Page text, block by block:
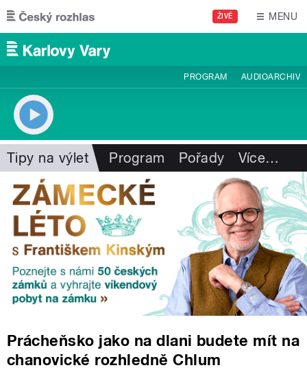
Přejít k hlavnímu obsahu
ŽIVĚ MENU
PROGRAM AUDIOARCHIV
Tipy na výlet Program Pořady Více…
Prácheňsko jako na dlani budete mít na
chanovické rozhledně Chlum